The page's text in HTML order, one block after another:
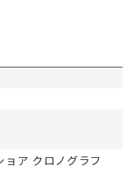
品などの未使用品。
な傷、汚れはありま
ョア クロノグラフ